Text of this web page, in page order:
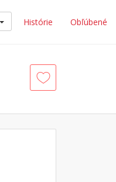
Histórie Obľúbené